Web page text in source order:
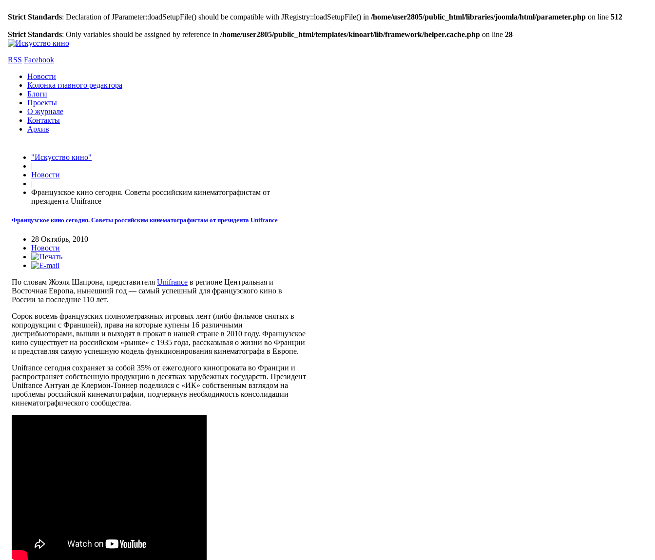
Strict Standards: Declaration of JParameter::loadSetupFile() should be compatible with JRegistry::loadSetupFile() in /home/user2805/public_html/libraries/joomla/html/parameter.php on line 512
Strict Standards: Only variables should be assigned by reference in /home/user2805/public_html/templates/kinoart/lib/framework/helper.cache.php on line 28
RSS Facebook
Новости
Колонка главного редактора
Блоги
Проекты
О журнале
Контакты
Архив
"Искусство кино"
|
Новости
|
Французское кино сегодня. Советы российским кинематографистам от
президента Unifrance
Французское кино сегодня. Советы российским кинематографистам от президента Unifrance
28 Октябрь, 2010
Новости
По словам Жоэля Шапрона, представителя Unifrance в регионе Центральная и
Восточная Европа, нынешний год — самый успешный для французского кино в
России за последние 110 лет.
Сорок восемь французских полнометражных игровых лент (либо фильмов снятых в
копродукции с Францией), права на которые купены 16 различными
дистрибьюторами, вышли и выходят в прокат в нашей стране в 2010 году. Французское
кино существует на российском «рынке» с 1935 года, рассказывая о жизни во Франции
и представляя самую успешную модель функционирования кинематографа в Европе.
Unifrance сегодня сохраняет за собой 35% от ежегодного кинопроката во Франции и
распространяет собственную продукцию в десятках зарубежных государств. Президент
Unifrance Антуан де Клермон-Тоннер поделился с «ИК» собственным взглядом на
проблемы российской кинематографии, подчеркнув необходимость консолидации
кинематографического сообщества.